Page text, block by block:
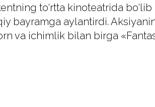
to‘rtta kinoteatrida bo‘lib
bayramga aylantirdi.
va ichimlik bilan birga